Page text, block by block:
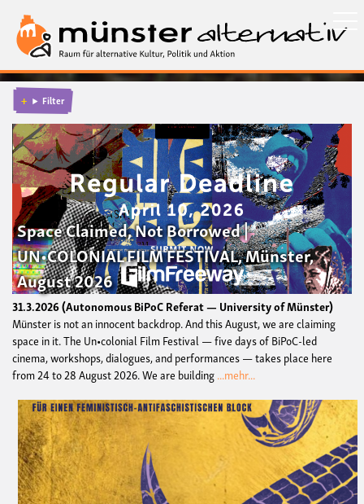
zum
Inhalt
Filter
Space Claimed, Not Borrowed |
UN•COLONIAL FILM FESTIVAL, Münster,
August 2026
31.3.2026 Autonomous BiPoC Referat — University of Münster
Münster is not an innocent backdrop. And this August, we are claiming
space in it. The Un•colonial Film Festival — five days of BiPoC-led
cinema, workshops, dialogues, and performances — takes place here
from 24 to 28 August 2026. We are building...mehr...